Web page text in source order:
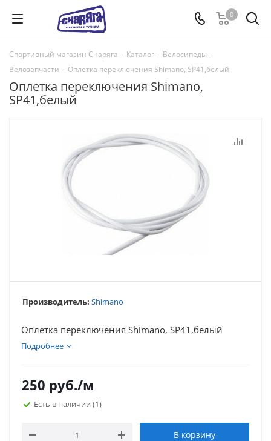
0
Спортивный магазин Снаряга - Каталог - Велосипеды -
Велозапчасти - Оплетка переключения Shimano, SP41,белый
Оплетка переключения Shimano,
SP41,белый
Производитель: Shimano
Оплетка переключения Shimano, SP41,белый
Подробнее
250 руб./м
Есть в наличии (1)
В корзину